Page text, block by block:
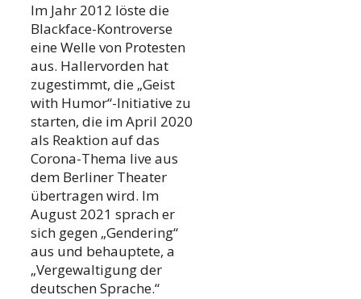
Im Jahr 2012 löste die
Blackface-Kontroverse
eine Welle von Protesten
aus. Hallervorden hat
zugestimmt, die „Geist
with Humor“-Initiative zu
starten, die im April 2020
als Reaktion auf das
Corona-Thema live aus
dem Berliner Theater
übertragen wird. Im
August 2021 sprach er
sich gegen „Gendering“
aus und behauptete, a
„Vergewaltigung der
deutschen Sprache.“